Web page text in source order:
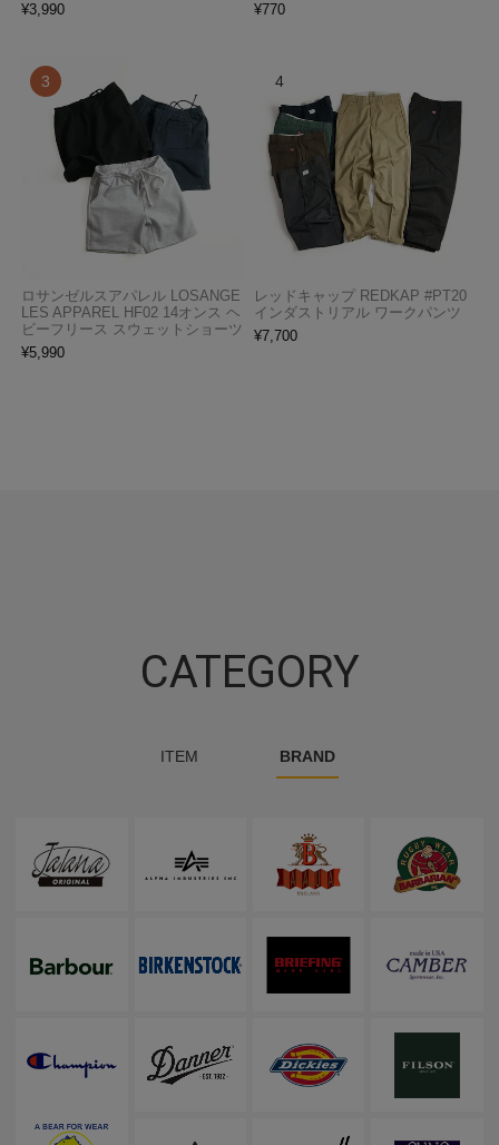
¥3,990
¥770
ロサンゼルスアパレル LOSANGE
LES APPAREL HF02 14オンス ヘ
ビーフリース スウェットショーツ
¥5,990
レッドキャップ REDKAP #PT20
インダストリアル ワークパンツ
¥7,700
CATEGORY
ITEM BRAND